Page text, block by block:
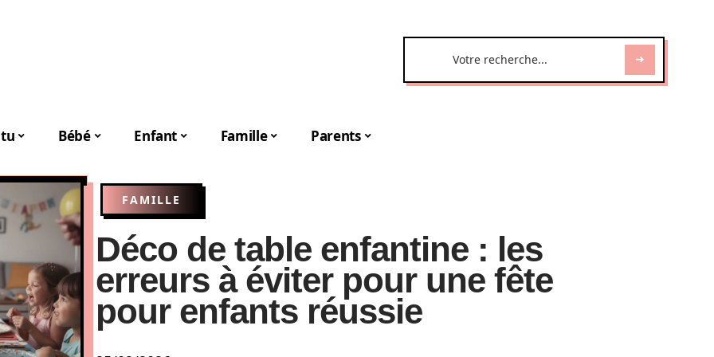
Bébé Enfant Famille Parents
FAMILLE
Déco de table enfantine : les
erreurs à éviter pour une fête
pour enfants réussie